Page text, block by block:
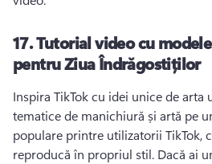
17.Tutorial video cu
pentru Ziua Îndrăgostiților
Inspira TikTok cu idei unice de arta
tematice de manichiură și artă pe
populare printre utilizatorii TikTok,
reproducă în propriul stil. Dacă ai